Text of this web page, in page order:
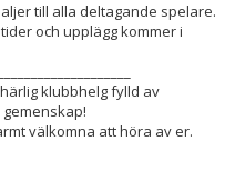
till alla deltagande spelare.
och upplägg kommer i
klubbhelg fylld av
välkomna att höra av er.